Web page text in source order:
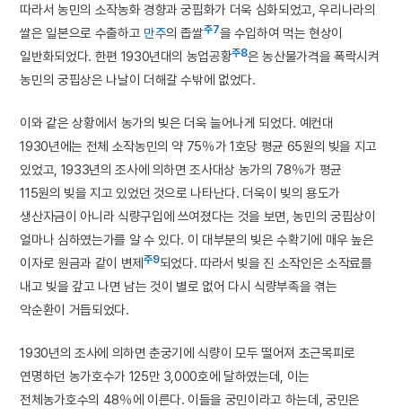
따라서 농민의 소작농화 경향과 궁핍화가 더욱 심화되었고, 우리나라의
쌀은 일본으로 수출하고 만주의 좁쌀주7을 수입하여 먹는 현상이
일반화되었다. 한편 1930년대의 농업공황주8은 농산물가격을 폭락시켜
농민의 궁핍상은 나날이 더해갈 수밖에 없었다.
이와 같은 상황에서 농가의 빚은 더욱 늘어나게 되었다. 예컨대
1930년에는 전체 소작농민의 약 75％가 1호당 평균 65원의 빚을 지고
있었고, 1933년의 조사에 의하면 조사대상 농가의 78％가 평균
115원의 빚을 지고 있었던 것으로 나타난다. 더욱이 빚의 용도가
생산자금이 아니라 식량구입에 쓰여졌다는 것을 보면, 농민의 궁핍상이
얼마나 심하였는가를 알 수 있다. 이 대부분의 빚은 수확기에 매우 높은
이자로 원금과 같이 변제주9되었다. 따라서 빚을 진 소작인은 소작료를
내고 빚을 갚고 나면 남는 것이 별로 없어 다시 식량부족을 겪는
악순환이 거듭되었다.
1930년의 조사에 의하면 춘궁기에 식량이 모두 떨어져 초근목피로
연명하던 농가호수가 125만 3,000호에 달하였는데, 이는
전체농가호수의 48％에 이른다. 이들을 궁민이라고 하는데, 궁민은